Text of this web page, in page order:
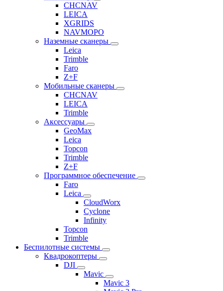
CHCNAV
LEICA
XGRIDS
NAVMOPO
Наземные сканеры
Leica
Trimble
Faro
Z+F
Мобильные сканеры
CHCNAV
LEICA
Trimble
Аксессуары
GeoMax
Leica
Topcon
Trimble
Z+F
Программное обеспечение
Faro
Leica
CloudWorx
Cyclone
Infinity
Topcon
Trimble
Беспилотные системы
Квадрокоптеры
DJI
Mavic
Mavic 3